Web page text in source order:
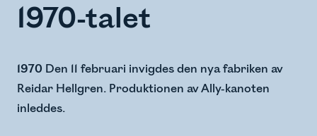
1970-talet
1970 Den 11 februari invigdes den nya fabriken av
Reidar Hellgren.​ Produktionen av Ally-kanoten
inleddes.